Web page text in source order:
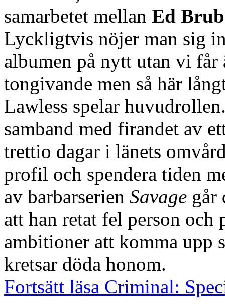
samarbetet mellan Ed
Lyckligtvis nöjer man sig
albumen på nytt utan vi
tongivande men så här
Lawless spelar
samband med firandet av
trettio dagar i länets
profil och spendera tiden
av barbarserien Savage går
att han retat fel person
ambitioner att komma
kretsar döda honom.
Fortsätt läsa Criminal: